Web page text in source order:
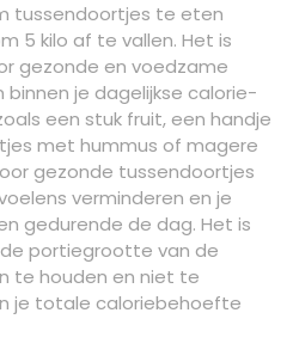
tussendoortjes te eten
5 kilo af te vallen. Het is
gezonde en voedzame
je dagelijkse calorie-
een stuk fruit, een handje
met hummus of magere
gezonde tussendoortjes
verminderen en je
gedurende de dag. Het is
portiegrootte van de
te houden en niet te
je totale caloriebehoefte